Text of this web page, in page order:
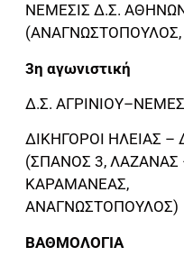
ΝΕΜΕΣΙΣ Δ.Σ.
(ΑΝΑΓΝΩΣΤΟΠΟΥΛΟΣ,
3η αγωνιστική
Δ.Σ.
ΔΙΚΗΓΟΡΟΙ ΗΛΕΙΑΣ
(ΣΠΑΝΟΣ 3,
ΚΑΡΑΜΑΝΕΑΣ,
ΑΝΑΓΝΩΣΤΟΠΟΥΛΟΣ)
ΒΑΘΜΟΛΟΓΙΑ